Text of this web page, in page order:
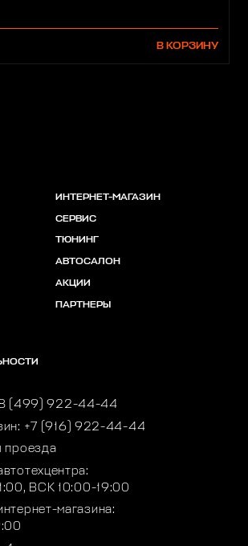
В КОРЗИНУ
ИНТЕРНЕТ-МАГАЗИН
СЕРВИС
ТЮНИНГ
АВТОСАЛОН
АКЦИИ
ПАРТНЕРЫ
(499) 922-44-44
+7 (916) 922-44-44
проезда
ВСК 10:00-19:00
магазина: